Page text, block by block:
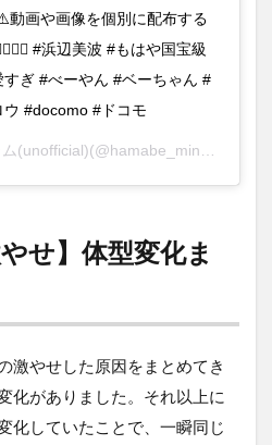
画や画像を個別に配布する
#浜辺美波 #もはや国宝級
ぎ #べーやん #ベーちゃん #
#docomo #ドコモ
(unofficial)(@hamabe_minami_fanstagram)がシェアした投稿 –
せ】体型変化ま
激やせした原因をまとめてき
化がありました。それ以上に
化していたことで、一瞬同じ